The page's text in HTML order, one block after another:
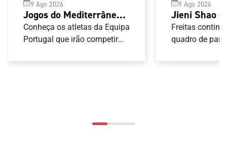
9 Ago 2026
Jogos do Mediterrâneo
Taranto 2026: Judo
Conheça os atletas da Equipa
Portugal que irão competir
9 Ago 2026
Jieni Shao e
Freitas
Europe
Freitas
quadro de